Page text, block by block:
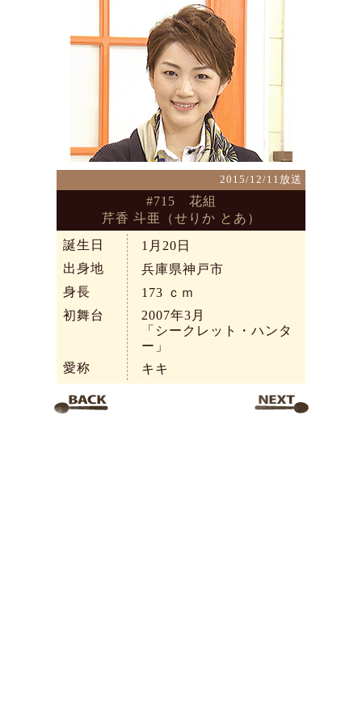
2015/12/11放送
#715 花組
芹香 斗亜（せりか とあ）
誕生日
1月20日
出身地
兵庫県神戸市
身長
173 ｃｍ
初舞台
2007年3月
「シークレット・ハンタ
ー」
愛称
キキ